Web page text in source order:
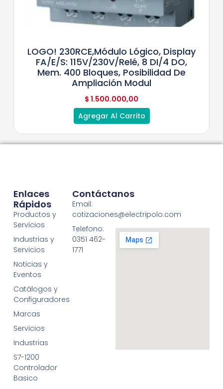
LOGO! 230RCE,módulo Lógico, Display
FA/E/S: 115V/230V/relé, 8 DI/4 DO,
Mem. 400 Bloques, Posibilidad De
Ampliación Modul
$ 1.500.000,00
Agregar Al Carrito
Enlaces
Rápidos
Productos y
Servicios
Industrias y
Servicios
Noticias y
Eventos
Catálogos y
Configuradores
Marcas
Servicios
Industrias
S7-1200
Controlador
Basico
Contáctanos
Email:
cotizaciones@electripolo.com
Telefono:
0351 462-
1771